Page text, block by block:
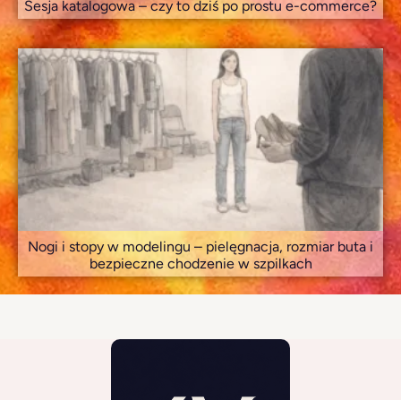
Sesja katalogowa – czy to dziś po prostu e-commerce?
Nogi i stopy w modelingu – pielęgnacja, rozmiar buta i
bezpieczne chodzenie w szpilkach